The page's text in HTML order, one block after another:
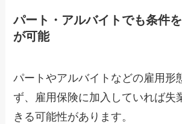
パート・アルバイトでも条件
が可能
パートやアルバイトなどの雇用形
ず、雇用保険に加入していれば失
きる可能性があります。